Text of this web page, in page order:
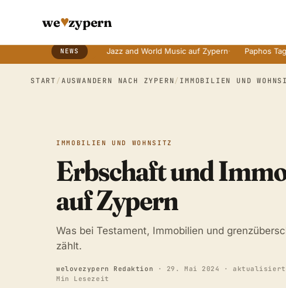
we♥zypern
NEWS
Breaking News Ticker
Bräuchen · Jazz and World Music auf Zypern· Paphos Tage der
START/AUSWANDERN NACH ZYPERN/ IMMOBILIEN UND
IMMOBILIEN UND WOHNSITZ
Erbschaft und
auf Zypern
Was bei Testament, Immobilien und
zählt.
welovezypern Redaktion · 29. Mai 2024 · aktualisiert
Min Lesezeit